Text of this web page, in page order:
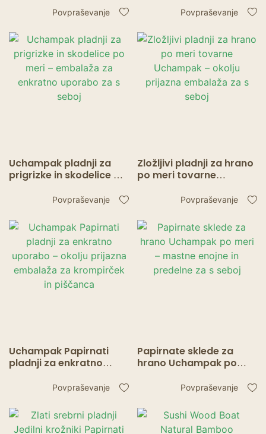
embalaže za enkratno
Povpraševanje
Embalaža za živila s
Povpraševanje
Uchampak pladnji za
prigrizke in skodelice po
enkratno uporabo za s
Povpraševanje
Zložljivi pladnji za hrano
po meri tovarne
prijazna embalaža za s
Povpraševanje
Uchampak Papirnati
pladnji za enkratno
prijazna embalaža za
Povpraševanje
Papirnate sklede za
hrano Uchampak po
predelne za s seboj
Povpraševanje